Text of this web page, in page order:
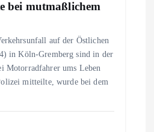
bei mutmaßlichem
auf der Östlichen
in Köln-Gremberg sind in der
Motorradfahrer ums Leben
mitteilte, wurde bei dem